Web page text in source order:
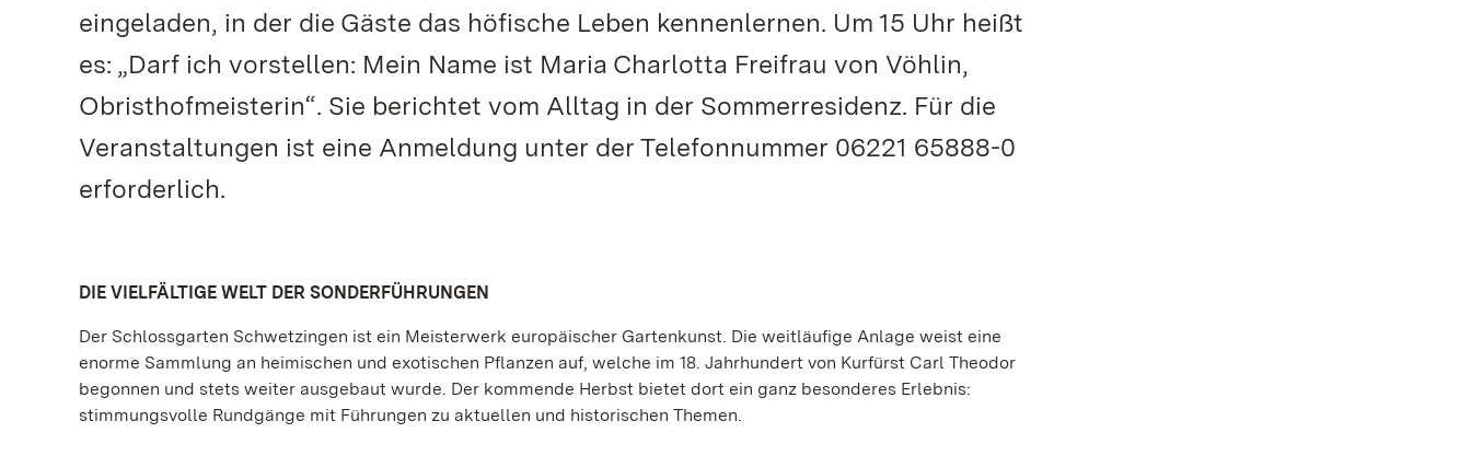
eingeladen, in der die Gäste das höfische Leben kennenlernen. Um 15 Uhr heißt
es: „Darf ich vorstellen: Mein Name ist Maria Charlotta Freifrau von Vöhlin,
Obristhofmeisterin“. Sie berichtet vom Alltag in der Sommerresidenz. Für die
Veranstaltungen ist eine Anmeldung unter der Telefonnummer 06221 65888-0
erforderlich.
DIE VIELFÄLTIGE WELT DER SONDERFÜHRUNGEN
Der Schlossgarten Schwetzingen ist ein Meisterwerk europäischer Gartenkunst. Die weitläufige Anlage weist eine
enorme Sammlung an heimischen und exotischen Pflanzen auf, welche im 18. Jahrhundert von Kurfürst Carl Theodor
begonnen und stets weiter ausgebaut wurde. Der kommende Herbst bietet dort ein ganz besonderes Erlebnis:
stimmungsvolle Rundgänge mit Führungen zu aktuellen und historischen Themen.